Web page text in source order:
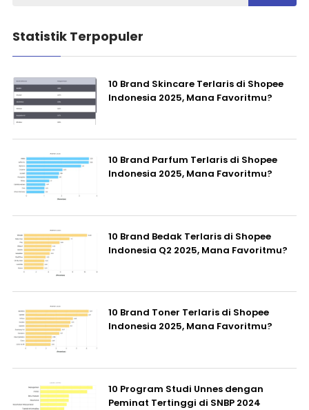
Statistik Terpopuler
10 Brand Skincare Terlaris di Shopee
Indonesia 2025, Mana Favoritmu?
10 Brand Parfum Terlaris di Shopee
Indonesia 2025, Mana Favoritmu?
10 Brand Bedak Terlaris di Shopee
Indonesia Q2 2025, Mana Favoritmu?
10 Brand Toner Terlaris di Shopee
Indonesia 2025, Mana Favoritmu?
10 Program Studi Unnes dengan
Peminat Tertinggi di SNBP 2024